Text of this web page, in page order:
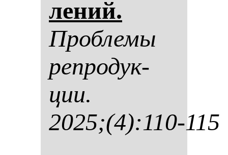
ле­ний.
Проб­ле­мы
реп­ро­дук­
ции.
2025;(4):110-115